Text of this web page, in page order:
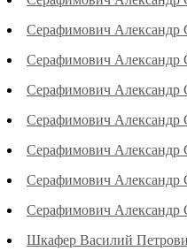
Серафимович Александр
Серафимович Александр
Серафимович Александр
Серафимович Александр
Серафимович Александр
Серафимович Александр
Серафимович Александр
Шкафер Василий